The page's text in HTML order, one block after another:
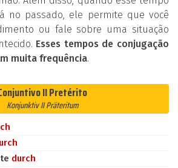
no passado, ele permite que você
ou fale sobre uma situação
Esses tempos de conjugação
muita frequência.
II Pretérito
Konjunktiv II Präteritum
durch